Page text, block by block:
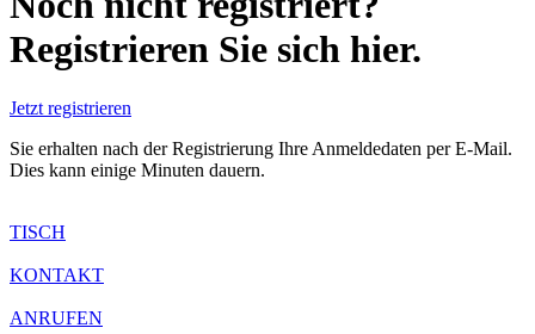
Registrieren Sie sich hier.
Jetzt registrieren
Sie erhalten nach der Registrierung Ihre Anmeldedaten per E-Mail.
Dies kann einige Minuten dauern.
TISCH
KONTAKT
ANRUFEN